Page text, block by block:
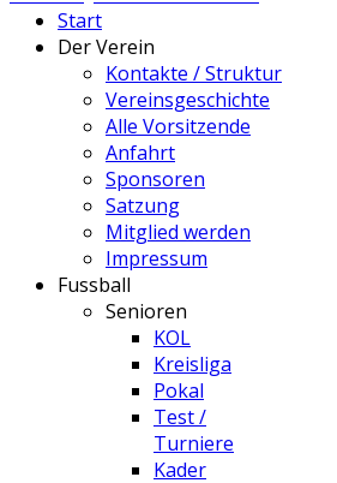
Start
Der Verein
Kontakte / Struktur
Vereinsgeschichte
Alle Vorsitzende
Anfahrt
Sponsoren
Satzung
Mitglied werden
Impressum
Fussball
Senioren
KOL
Kreisliga
Pokal
Test /
Turniere
Kader